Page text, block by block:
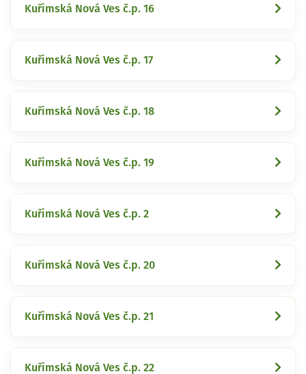
Kuřimská Nová Ves č.p. 16
Kuřimská Nová Ves č.p. 17
Kuřimská Nová Ves č.p. 18
Kuřimská Nová Ves č.p. 19
Kuřimská Nová Ves č.p. 2
Kuřimská Nová Ves č.p. 20
Kuřimská Nová Ves č.p. 21
Kuřimská Nová Ves č.p. 22